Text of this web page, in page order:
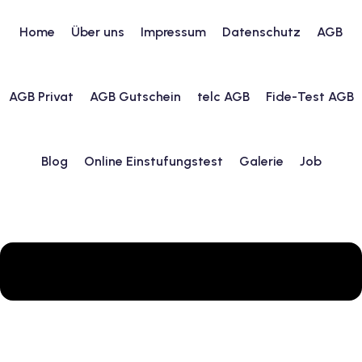
Home Über uns Impressum Datenschutz AGB
AGB Privat AGB Gutschein telc AGB Fide-Test AGB
Blog Online Einstufungstest Galerie Job
Englisch